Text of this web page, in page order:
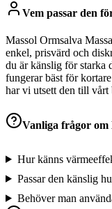
Vem passar den
Massol Ormsalva
enkel, prisvärd och
du är känslig för starka
fungerar bäst för
har vi utsett den till vårt
Vanliga frågor om
Hur känns
Passar den känslig
Behöver man